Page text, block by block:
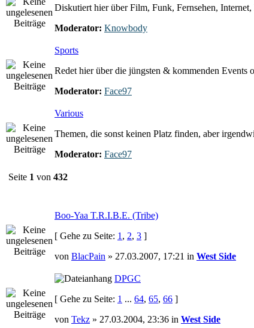
Diskutiert hier über Film, Funk, Fernsehen,
Moderator: Knowbody
Sports
Redet hier über die jüngsten & kommenden Events
Moderator: Face97
Various
Themen, die sonst keinen Platz finden, aber
Moderator: Face97
Seite 1 von 432
Boo-Yaa T.R.I.B.E. (Tribe)
[ Gehe zu Seite: 1 , 2, 3 ]
von BlacPain » 27.03.2007, 17:21 in West Side
DPGC
[ Gehe zu Seite: 1 ... 64, 65, 66 ]
von Tekz » 27.03.2004, 23:36 in West Side